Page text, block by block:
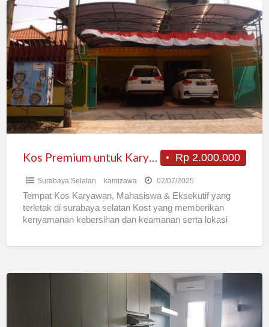
Kos
Premium
untuk
Karyawan
&
Mahasiswa
di
Tenggilis
Surabaya
Rp 2.000.000
Kos Premium untuk Karyawan & Mahasiswa di Tenggilis Surabaya
Surabaya Selatan kamizawa 02/07/2025
Tempat Kos Karyawan, Mahasiswa & Eksekutif yang
terletak di surabaya selatan Kost yang memberikan
kenyamanan kebersihan dan keamanan serta lokasi